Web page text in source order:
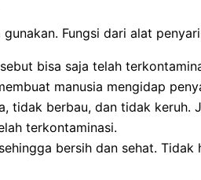
Fungsi dari alat
bisa saja telah
manusia mengidap
berbau, dan tidak keruh.
terkontaminasi.
bersih dan sehat.